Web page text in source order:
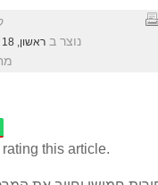
נוצר ב ראשון, 18 אפריל 2021 13:11
this article.